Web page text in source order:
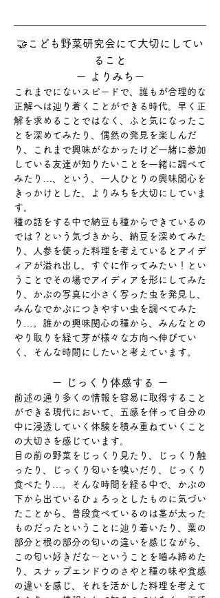
🤝こども野菜研究会にて大切にしてい
ること
ー よりみちー
これまでにないスピードで、誰もが合理的な
正解へは辿り着くことができる時代。早く正
解を求めることではなく、ふと気になったこ
とを深めてみたり、偶然の発見を楽しんだ
り、これまで興味がなかったけど一緒に参加
している友達が知りたいことを一緒に調べて
みたり…、という、一人ひとりの興味関心を
きっかけとした、よりみちを大切にしていま
す。​
種の話をする中で納豆も種からできているの
では？という気づきから、納豆を深めてみた
り、人参を使った料理を考えているとアイデ
ィアが溢れ出し、すぐに作ってみたい！とい
うことでその場でアイディアを形にしてみた
り、かぶの写真に小さく写った虫を発見し、
みんなでかぶにつきやすい虫を調べてみた
り…。誰かの興味関心の種から、みんなとの
やり取りを経て芽が様々な方向へ伸びてい
く、そんな時間にしたいと考えています。
ー じっくり体感する ー
前述の通り多くの情報を容易に取得すること
ができる現代において、五感を伴って自分の
中に浸透していく体験を積み重ねていくこと
の大切さを感じています。
目の前の野菜をじっくり見たり、じっくり触
ったり、じっくり匂いを嗅いだり、じっくり
食べたり…。そんな時間を経る中で、かぶの
下から出ているひょろっとしたものに気づい
たことから、普段食べているのは茎が太った
ものだったということに辿り着いたり、葉の
部分と根の部分の匂いの違いを感じながら、
この匂い好きだな～ということを嚙み締めた
り、スナップエンドウのさやと種の味や食感
の違いを感じ、それを活かした料理を考えて